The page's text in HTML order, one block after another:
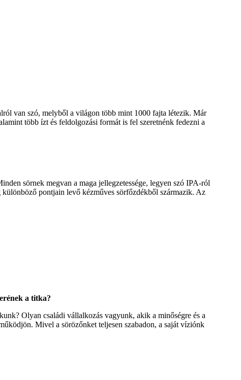
van szó, melyből a világon több mint 1000 fajta létezik. Már
több ízt és feldolgozási formát is fel szeretnénk fedezni a
sörnek megvan a maga jellegzetessége, legyen szó IPA-ról
pontjain levő kézműves sörfőzdékből származik. Az
a titka?
Olyan családi vállalkozás vagyunk, akik a minőségre és a
Mivel a sörözőnket teljesen szabadon, a saját víziónk